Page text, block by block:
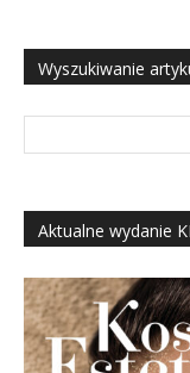
Wyszukiwanie
Aktualne wydanie